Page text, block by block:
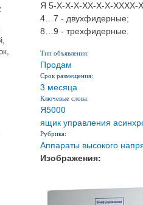
Я 5-Х-Х-Х-ХХ-Х-Х-ХХХХ-
4…7 - двухфидерные;
8…9 - трехфидерные.
Тип объявления:
Продам
Срок размещения:
3 месяца
Ключевые слова:
Я5000
ящик управления
Рубрика:
Аппараты высокого
Изображения: